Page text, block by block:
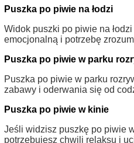
Puszka po piwie na łodzi
Widok puszki po piwie na
emocjonalną i potrzebę
Puszka po piwie w parku
Puszka po piwie w parku
zabawy i oderwania się od
Puszka po piwie w kinie
Jeśli widzisz puszkę po piwie
potrzebujesz chwili relaksu i